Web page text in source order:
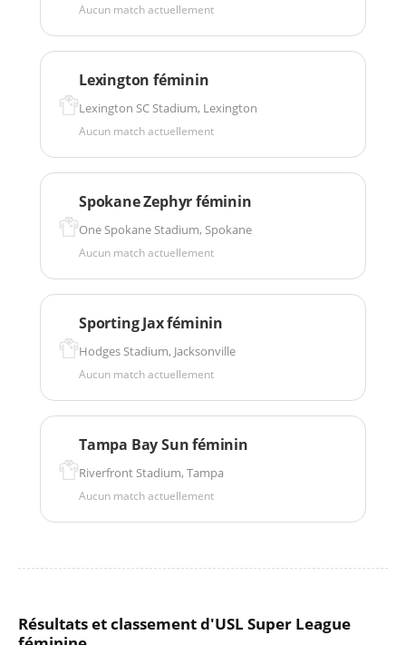
Aucun match actuellement
Lexington féminin
Lexington SC Stadium, Lexington
Aucun match actuellement
Spokane Zephyr féminin
One Spokane Stadium, Spokane
Aucun match actuellement
Sporting Jax féminin
Hodges Stadium, Jacksonville
Aucun match actuellement
Tampa Bay Sun féminin
Riverfront Stadium, Tampa
Aucun match actuellement
Résultats et classement d'USL Super League